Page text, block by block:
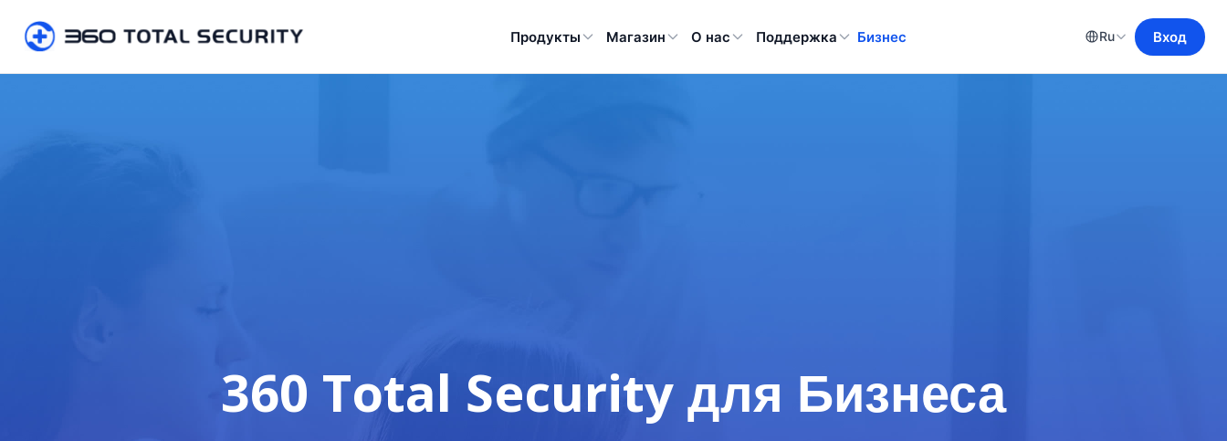
Продукты Магазин О нас Поддержка Бизнес Ru Вход
360 Total Security для Бизнеса